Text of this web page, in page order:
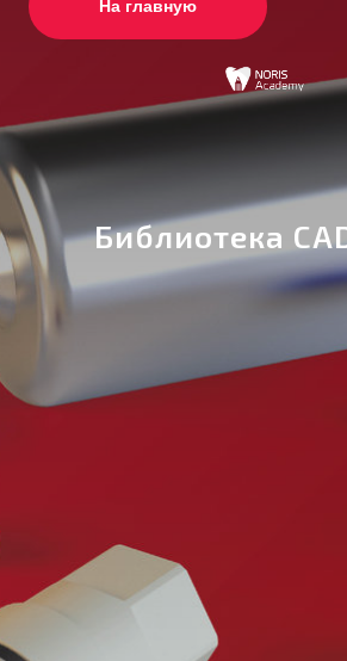
Библиотека
На главную